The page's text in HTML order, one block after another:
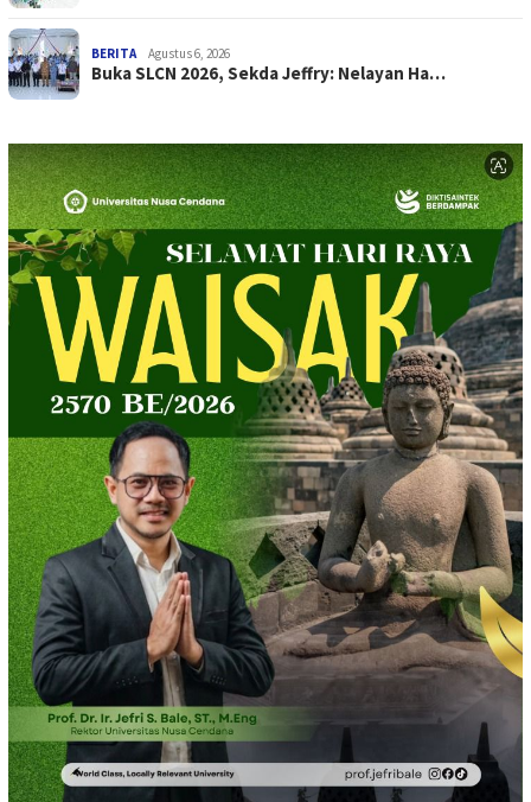
BERITA Agustus 6, 2026
Buka SLCN 2026, Sekda Jeffry: Nelayan Ha…